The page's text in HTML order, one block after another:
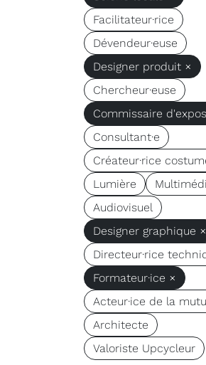
Facilitateur·rice
Dévendeur·euse
Designer produit ×
Chercheur·euse
Commissaire
Consultant·e
Créateur·rice
Lumière
Audiovisuel
Designer graphique ×
Directeur·rice
Formateur·ice ×
Acteur·ice de la
Architecte
Valoriste Upcycleur